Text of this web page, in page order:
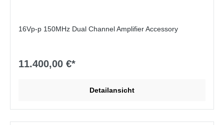
16Vp-p 150MHz Dual Channel Amplifier Accessory
11.400,00 €*
Detailansicht